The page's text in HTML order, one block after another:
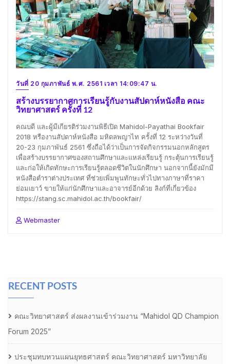
วันที่ 20 กุมภาพันธ์ พ.ศ. 2561 เวลา 14:09:47 น.
สร้างบรรยากาศการเรียนรู้กับงานสัปดาห์หนังสือ คณะ
วิทยาศาสตร์ ครั้งที่ 12
คณบดี และผู้มีเกียรติร่วมงานพิธีเปิด Mahidol-Payathai Bookfair
2018 หรืองานสัปดาห์หนังสือ มหิดลพญาไท ครั้งที่ 12 ระหว่างวันที่
20-23 กุมภาพันธ์ 2561 ซึ่งถือได้ว่าเป็นการจัดกิจกรรมนอกหลักสูตร
เพื่อสร้างบรรยากาศของสถานศึกษาและแหล่งเรียนรู้ กระตุ้นการเรียนรู้
และก่อให้เกิดทักษะการเรียนรู้ตลอดชีวิตในนักศึกษา นอกจากนี้ยังมักมี
หนังสือตำราต่างประเทศ ที่ช่วยเพิ่มพูนทักษะทั่วไปทางภาษาที่ราคา
ย่อมเยาว์ ขายให้แก่นักศึกษาและอาจารย์อีกด้วย ลิงก์ที่เกี่ยวข้อง
https://stang.sc.mahidol.ac.th/bookfair/
Webmaster
RECENT POSTS
คณะวิทยาศาสตร์ ส่งผลงานเข้าร่วมงาน “Mahidol QD Champion
Forum 2025”
ประชุมทบทวนแผนยุทธศาสตร์ คณะวิทยาศาสตร์ มหาวิทยาลัย